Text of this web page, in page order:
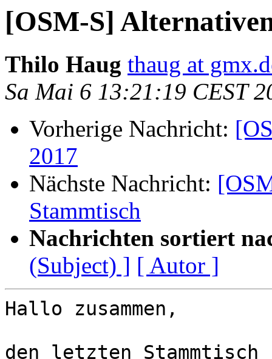
[OSM-S]
Thilo Haug thaug at
Sa Mai 6 13:21:19 CEST
Vorherige Nachricht:
2017
Nächste Nachricht:
Stammtisch
Nachrichten sortiert
(Subject) ] [ Autor ]
Hallo zusammen,
den letzten